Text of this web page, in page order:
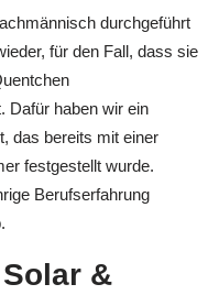
durchgeführt
für den Fall, dass sie
Dafür haben wir ein
das bereits mit einer
festgestellt wurde.
Berufserfahrung
&